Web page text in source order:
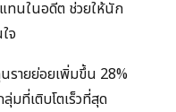
ทนในอดีต ช่วยให้นัก
จ
ายย่อยเพิ่มขึ้น 28%
มที่เติบโตเร็วที่สุด